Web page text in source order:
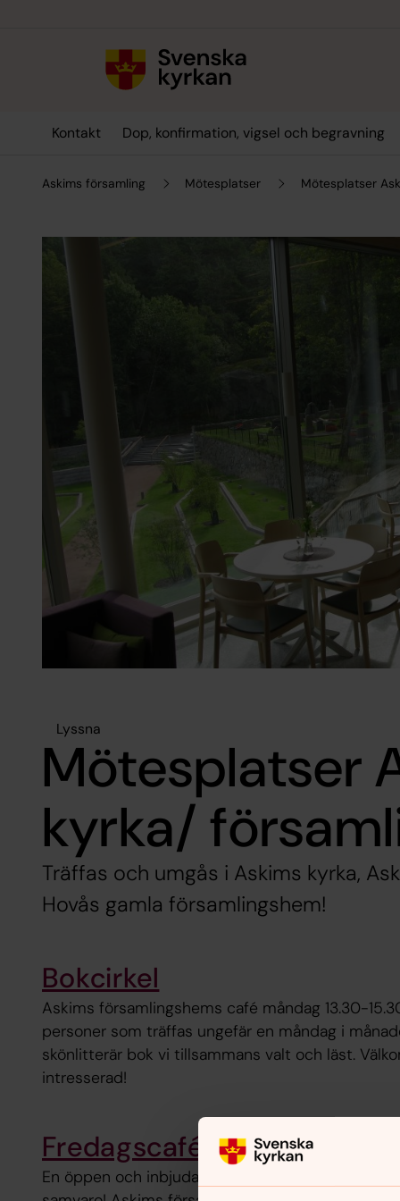
Kontakt Dop, konfirmation, vigsel och begravning
Askims församling Mötesplatser Mötesplatser
Lyssna
Mötesplatser
kyrka/
Träffas och umgås i Askims kyrka,
Hovås gamla församlingshem!
Bokcirkel
Askims församlingshems café måndag 13.30-
personer som träffas ungefär en måndag i
skönlitterär bok vi tillsammans valt och läst.
intresserad!
Fredagscafé
En öppen och inbjudande miljö med